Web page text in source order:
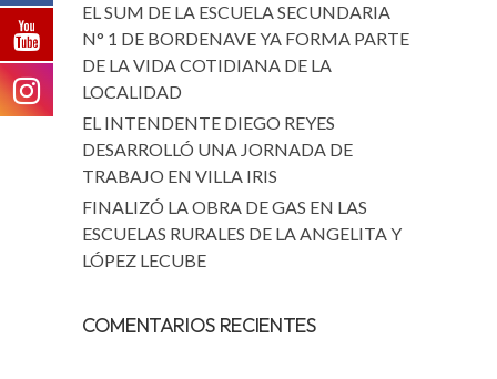
EL SUM DE LA ESCUELA SECUNDARIA
N° 1 DE BORDENAVE YA FORMA PARTE
DE LA VIDA COTIDIANA DE LA
LOCALIDAD
EL INTENDENTE DIEGO REYES
DESARROLLÓ UNA JORNADA DE
TRABAJO EN VILLA IRIS
FINALIZÓ LA OBRA DE GAS EN LAS
ESCUELAS RURALES DE LA ANGELITA Y
LÓPEZ LECUBE
COMENTARIOS RECIENTES